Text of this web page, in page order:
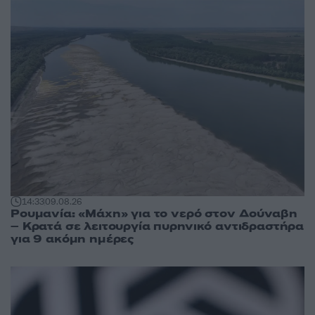
14:3309.08.26
Ρουμανία: «Μάχη» για το νερό στον Δούναβη
– Κρατά σε λειτουργία πυρηνικό αντιδραστήρα
για 9 ακόμη ημέρες